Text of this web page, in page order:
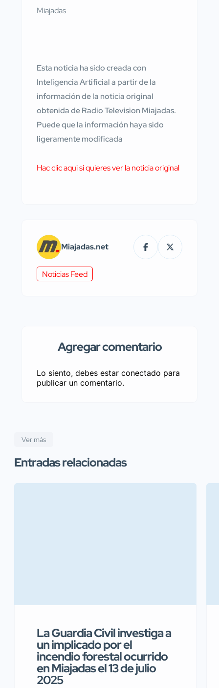
Esta noticia ha sido creada con
Inteligencia Artificial a partir de la
información de la noticia original
obtenida de Radio Television Miajadas.
Puede que la información haya sido
ligeramente modificada
Hac clic aqui si quieres ver la noticia original
Miajadas.net
Noticias Feed
Agregar comentario
Lo siento, debes estar conectado para
publicar un comentario.
Ver más
Entradas relacionadas
La Guardia Civil investiga a
un implicado por el
incendio forestal ocurrido
en Miajadas el 13 de julio
2025